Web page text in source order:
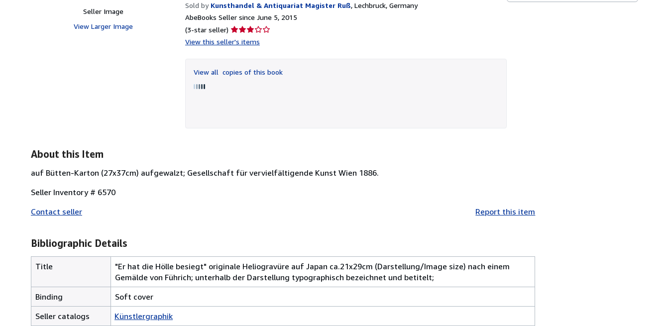
Seller Image
View Larger Image
Sold by Kunsthandel & Antiquariat Magister Ruß, Lechbruck, Germany
AbeBooks Seller since June 5, 2015
(3-star seller) Seller
rating
of
5
View this seller's items
View all copies of this book
About this Item
auf Bütten-Karton (27x37cm) aufgewalzt; Gesellschaft für vervielfältigende Kunst Wien 1886.
Seller Inventory # 6570
Contact seller
Report this item
Bibliographic Details
Title
"Er hat die Hölle besiegt" originale Heliogravüre auf Japan ca.21x29cm (Darstellung/Image size) nach einem
Gemälde von Führich; unterhalb der Darstellung typographisch bezeichnet und betitelt;
Binding
Soft cover
Seller catalogs
Künstlergraphik